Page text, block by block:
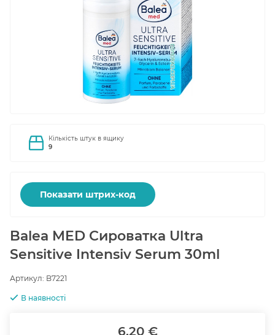
Кількість штук в ящику
9
Показати штрих-код
Balea MED Сироватка Ultra
Sensitive Intensiv Serum 30ml
Артикул: B7221
В наявності
6.20 €